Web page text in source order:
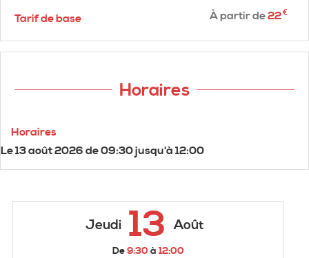
Tarif de base À partir de22€
Horaires
Horaires
Le13 août 2026 de 09:30 jusqu'à 12:00
Jeudi 13 Août
De9:30 à 12:00